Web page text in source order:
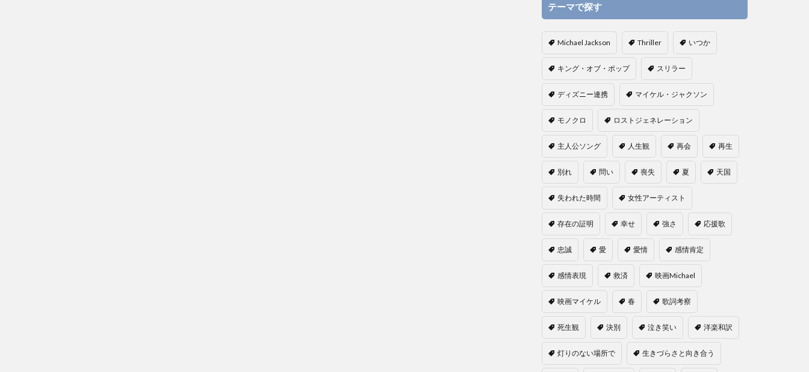
テーマで探す
Michael Jackson Thriller いつか
キング・オブ・ポップ スリラー
ディズニー連携 マイケル・ジャクソン
モノクロ ロストジェネレーション
主人公ソング 人生観 再会 再生
別れ 問い 喪失 夏 天国
失われた時間 女性アーティスト
存在の証明 幸せ 強さ 応援歌
忠誠 愛 愛情 感情肯定
感情表現 救済 映画Michael
映画マイケル 春 歌詞考察
死生観 決別 泣き笑い 洋楽和訳
灯りのない場所で 生きづらさと向き合う